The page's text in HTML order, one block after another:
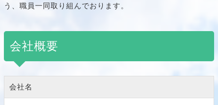
う、職員一同取り組んでおります。
会社概要
会社名